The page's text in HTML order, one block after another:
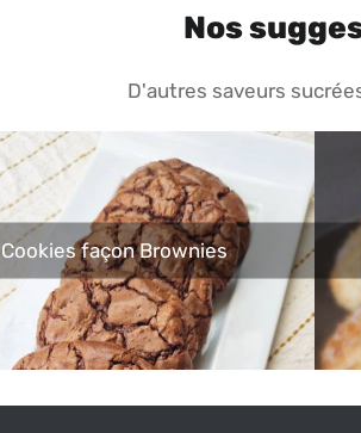
Nos
D'autres saveurs
Cookies façon Brownies